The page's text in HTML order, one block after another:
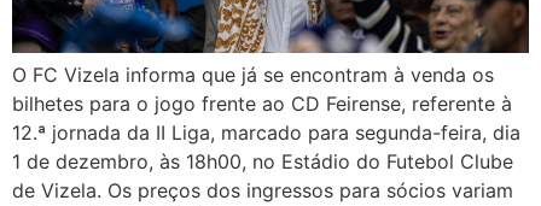
O FC Vizela informa que já se encontram à venda os
bilhetes para o jogo frente ao CD Feirense, referente à
12.ª jornada da II Liga, marcado para segunda-feira, dia
1 de dezembro, às 18h00, no Estádio do Futebol Clube
de Vizela. Os preços dos ingressos para sócios variam